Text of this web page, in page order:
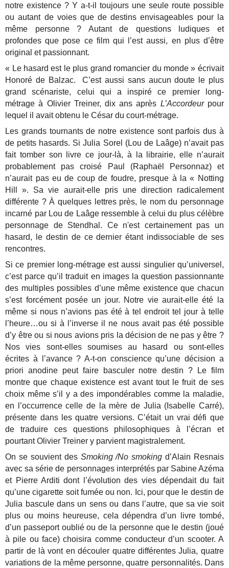
notre existence ? Y a-t-il toujours une seule route possible
ou autant de voies que de destins envisageables pour la
même personne ? Autant de questions ludiques et
profondes que pose ce film qui l’est aussi, en plus d’être
original et passionnant.
« Le hasard est le plus grand romancier du monde » écrivait
Honoré de Balzac. C’est aussi sans aucun doute le plus
grand scénariste, celui qui a inspiré ce premier long-
métrage à Olivier Treiner, dix ans après L’Accordeurpour
lequel il avait obtenu le César du court-métrage.
Les grands tournants de notre existence sont parfois dus à
de petits hasards. Si Julia Sorel (Lou de Laâge) n’avait pas
fait tomber son livre ce jour-là, à la librairie, elle n’aurait
probablement pas croisé Paul (Raphaël Personnaz) et
n’aurait pas eu de coup de foudre, presque à la « Notting
Hill ». Sa vie aurait-elle pris une direction radicalement
différente ?À quelques lettres près, le nom du personnage
incarné par Lou de Laâge ressemble à celui du plus célèbre
personnage de Stendhal. Ce n'est certainement pas un
hasard, le destin de ce dernier étant indissociable de ses
rencontres.
Si ce premier long-métrage est aussi singulier qu’universel,
c’est parce qu’il traduit en images la question passionnante
des multiples possibles d’une même existence que chacun
s’est forcément posée un jour. Notre vie aurait-elle été la
même si nous n’avions pas été à tel endroit tel jour à telle
l’heure…ou si à l’inverse il ne nous avait pas été possible
d’y être ou si nous avions pris la décision de ne pas y être ?
Nos vies sont-elles soumises au hasard ou sont-elles
écrites à l’avance ? A-t-on conscience qu’une décision a
priori anodine peut faire basculer notre destin ? Le film
montre que chaque existence est avant tout le fruit de ses
choix même s’il y a des impondérables comme la maladie,
en l’occurrence celle de la mère de Julia (Isabelle Carré),
présente dans les quatre versions. C’était un vrai défi que
de traduire ces questions philosophiques à l’écran et
pourtant Olivier Treiner y parvient magistralement.
On se souvient des Smoking /No smoking d’Alain Resnais
avec sa série de personnages interprétés par Sabine Azéma
et Pierre Arditi dont l’évolution des vies dépendait du fait
qu’une cigarette soit fumée ou non. Ici, pour que le destin de
Julia bascule dans un sens ou dans l’autre, que sa vie soit
plus ou moins heureuse, cela dépendra d’un livre tombé,
d’un passeport oublié ou de la personne que le destin (joué
à pile ou face) choisira comme conducteur d’un scooter. A
partir de là vont en découler quatre différentes Julia, quatre
variations de la même personne, quatre personnalités. Dans